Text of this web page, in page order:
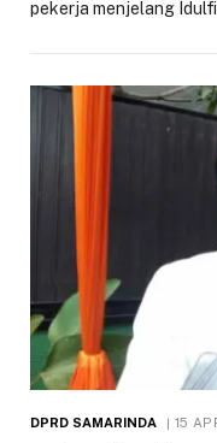
pekerja menjelang
DPRD SAMARINDA 15